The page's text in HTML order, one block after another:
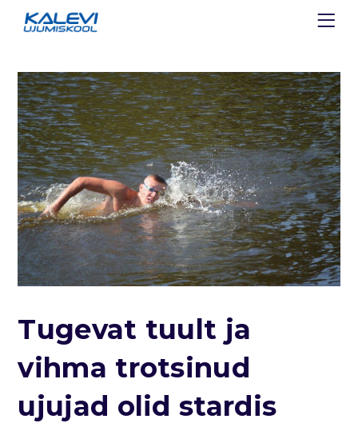
Tugevat tuult ja
vihma trotsinud
ujujad olid stardis